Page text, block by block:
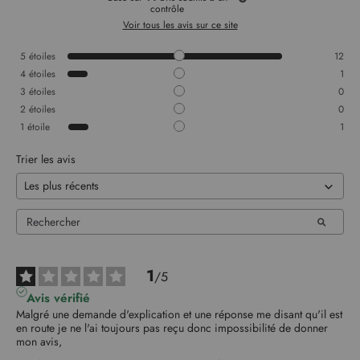
contrôle
Voir tous les avis sur ce site
5 étoiles
12
4 étoiles
1
3 étoiles
0
2 étoiles
0
1 étoile 1
Trier les avis
1/5
Avis vérifié
Malgré une demande d'explication et une réponse me disant qu'il est
en route je ne l'ai toujours pas reçu donc impossibilité de donner
mon avis,